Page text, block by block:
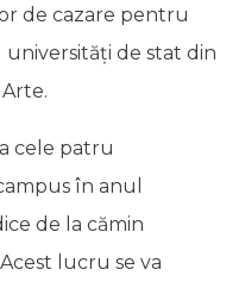
de cazare pentru
de stat din
Arte.
cele patru
în anul
de la cămin
lucru se va